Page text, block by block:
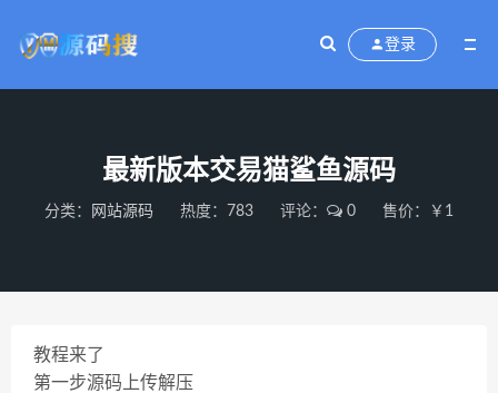
登录
最新版本交易猫鲨鱼源码
分类： 网站源码 热度：783 评论： 0 售价：￥1
教程来了
第一步源码上传解压